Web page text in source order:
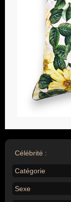
Célébrité :
Catégorie
Sexe